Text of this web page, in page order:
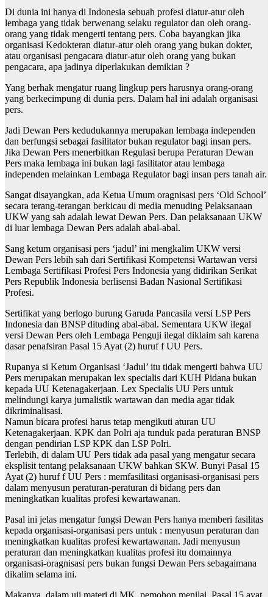
Di dunia ini hanya di Indonesia sebuah profesi diatur-atur oleh
lembaga yang tidak berwenang selaku regulator dan oleh orang-
orang yang tidak mengerti tentang pers. Coba bayangkan jika
organisasi Kedokteran diatur-atur oleh orang yang bukan dokter,
atau organisasi pengacara diatur-atur oleh orang yang bukan
pengacara, apa jadinya diperlakukan demikian ?
Yang berhak mengatur ruang lingkup pers harusnya orang-orang
yang berkecimpung di dunia pers. Dalam hal ini adalah organisasi
pers.
Jadi Dewan Pers kedudukannya merupakan lembaga independen
dan berfungsi sebagai fasilitator bukan regulator bagi insan pers.
Jika Dewan Pers menerbitkan Regulasi berupa Peraturan Dewan
Pers maka lembaga ini bukan lagi fasilitator atau lembaga
independen melainkan Lembaga Regulator bagi insan pers tanah air.
Sangat disayangkan, ada Ketua Umum oragnisasi pers ‘Old School’
secara terang-terangan berkicau di media menuding Pelaksanaan
UKW yang sah adalah lewat Dewan Pers. Dan pelaksanaan UKW
di luar lembaga Dewan Pers adalah abal-abal.
Sang ketum organisasi pers ‘jadul’ ini mengkalim UKW versi
Dewan Pers lebih sah dari Sertifikasi Kompetensi Wartawan versi
Lembaga Sertifikasi Profesi Pers Indonesia yang didirikan Serikat
Pers Republik Indonesia berlisensi Badan Nasional Sertifikasi
Profesi.
Sertifikat yang berlogo burung Garuda Pancasila versi LSP Pers
Indonesia dan BNSP dituding abal-abal. Sementara UKW ilegal
versi Dewan Pers oleh Lembaga Penguji ilegal diklaim sah karena
dasar penafsiran Pasal 15 Ayat (2) huruf f UU Pers.
Rupanya si Ketum Organisasi ‘Jadul’ itu tidak mengerti bahwa UU
Pers merupakan merupakan lex specialis dari KUH Pidana bukan
kepada UU Ketenagakerjaan. Lex Specialis UU Pers untuk
melindungi karya jurnalistik wartawan dan media agar tidak
dikriminalisasi.
Namun bicara profesi harus tetap mengikuti aturan UU
Ketenagakerjaan. KPK dan Polri aja tunduk pada peraturan BNSP
dengan pendirian LSP KPK dan LSP Polri.
Terlebih, di dalam UU Pers tidak ada pasal yang mengatur secara
eksplisit tentang pelaksanaan UKW bahkan SKW. Bunyi Pasal 15
Ayat (2) huruf f UU Pers : memfasilitasi organisasi-organisasi pers
dalam menyusun peraturan-peraturan di bidang pers dan
meningkatkan kualitas profesi kewartawanan.
Pasal ini jelas mengatur fungsi Dewan Pers hanya memberi fasilitas
kepada organisasi-organisasi pers untuk : menyusun peraturan dan
meningkatkan kualitas profesi kewartawanan. Jadi menyusun
peraturan dan meningkatkan kualitas profesi itu domainnya
organisasi-oragnisasi pers bukan fungsi Dewan Pers sebagaimana
dikalim selama ini.